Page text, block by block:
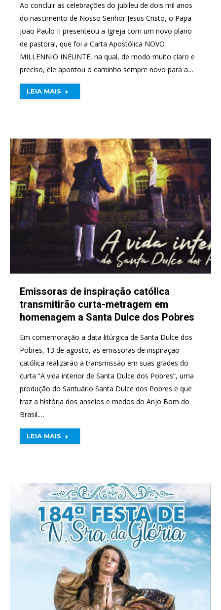
Ao concluir as celebrações do jubileu de dois mil anos
do nascimento de Nosso Senhor Jesus Cristo, o Papa
João Paulo II presenteou a Igreja com um novo plano
de pastoral, que foi a Carta Apostólica NOVO
MILLENNIO INEUNTE, na qual, de modo muito claro e
preciso, ele apontou o caminho sempre novo para a…
LEIA MAIS
Emissoras de inspiração católica
transmitirão curta-metragem em
homenagem a Santa Dulce dos Pobres
Em comemoração a data litúrgica de Santa Dulce dos
Pobres, 13 de agosto, as emissoras de inspiração
católica realizarão a transmissão em suas grades do
curta “A vida interior de Santa Dulce dos Pobres“, uma
produção do Santuário Santa Dulce dos Pobres e que
traz a história dos anseios e medos do Anjo Bom do
Brasil.…
LEIA MAIS